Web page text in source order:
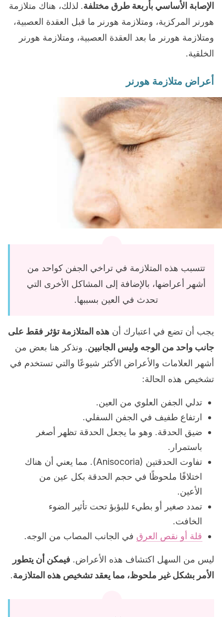
الإصابة الأساسي بأربعة طرق مختلفة. لذلك، هناك متلازمة
هورنر المركزية، ومتلازمة هورنر ما قبل العقدة العصبية،
ومتلازمة هورنر ما بعد العقدة العصبية، ومتلازمة هورنر
الخلقية.
أعراض متلازمة هورنر
تتسبب هذه المتلازمة في تراخي الجفن كواحد من
أشهر أعراضها، بالإضافة إلى المشاكل الأخرى التي
تحدث في العين بسببها.
يجب أن تضع في اعتبارك أن هذه المتلازمة تؤثر فقط على
جانب واحد من الوجه وليس الجانبين. ونذكر هنا بعض من
أشهر العلامات والأعراض الأكثر شيوعًا والتي تستخدم في
تشخيص هذه الحالة:
تدلي الجفن العلوي من العين.
ارتفاع طفيف في الجفن السفلي.
ضيق الحدقة. وهو ما يجعل الحدقة تظهر أصغر
باستمرار.
تفاوت الحدقتين (Anisocoria). مما يعني أن هناك
اختلافًا ملحوظًا في حجم الحدقة بكل عين من
الأعين.
تمدد صغير أو بطيء للبؤبؤ تحت تأثير الضوء
الخافت.
قلة أو نقص العرق في الجانب المصاب من الوجه.
ليس من السهل اكتشاف هذه الأعراض. فيمكن أن يتطور
الأمر بشكل غير ملحوظ، مما يعقد تشخيص هذه المتلازمة.